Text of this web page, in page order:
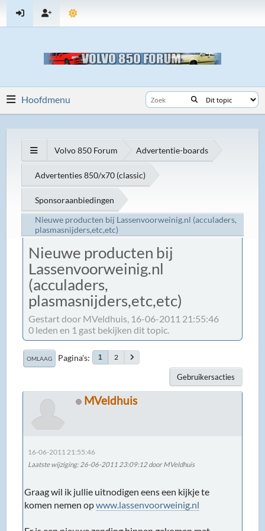
Hoofdmenu
Volvo 850 Forum Advertentie-boards
Advertenties 850/x70 (classic)
Sponsoraanbiedingen
Nieuwe producten bij Lassenvoorweinig.nl (acculaders,
plasmasnijders,etc,etc)
Nieuwe producten bij
Lassenvoorweinig.nl
(acculaders,
plasmasnijders,etc,etc)
Gestart door MVeldhuis, 16-06-2011 21:55:46
0 leden en 1 gast bekijken dit topic.
OMLAAG Pagina's 1 2
Gebruikersacties
MVeldhuis
16-06-2011 21:55:46
Laatste wijziging: 26-06-2011 23:09:12 door MVeldhuis
Graag wil ik jullie uitnodigen eens een kijkje te
komen nemen opwww.lassenvoorweinig.nl